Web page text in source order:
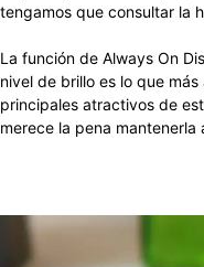
tengamos que consultar la
La función de Always On
nivel de brillo es lo que
principales atractivos de
merece la pena mantenerla